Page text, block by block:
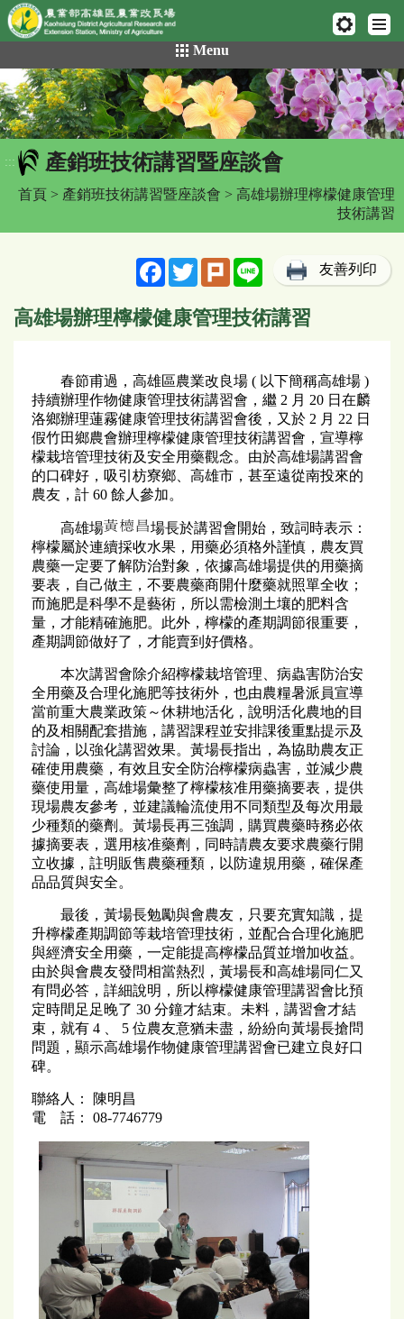
網頁置頂
到
主
要
內
容
區
Menu
::: 產銷班技術講習暨座談會
首頁 > 產銷班技術講習暨座談會 > 高雄場辦理檸檬健康管理
技術講習
FacebookTwitterPlurk Line 友善列印
高雄場辦理檸檬健康管理技術講習
春節甫過，高雄區農業改良場 ( 以下簡稱高雄場 )
持續辦理作物健康管理技術講習會，繼 2 月 20 日在麟
洛鄉辦理蓮霧健康管理技術講習會後，又於 2 月 22 日
假竹田鄉農會辦理檸檬健康管理技術講習會，宣導檸
檬栽培管理技術及安全用藥觀念。由於高雄場講習會
的口碑好，吸引枋寮鄉、高雄市，甚至遠從南投來的
農友，計 60 餘人參加。
高雄場
場長於講習會開始，致詞時表示：
檸檬屬於連續採收水果，用藥必須格外謹慎，農友買
農藥一定要了解防治對象，依據高雄場提供的用藥摘
要表，自己做主，不要農藥商開什麼藥就照單全收；
而施肥是科學不是藝術，所以需檢測土壤的肥料含
量，才能精確施肥。此外，檸檬的產期調節很重要，
產期調節做好了，才能賣到好價格。
本次講習會除介紹檸檬栽培管理、病蟲害防治安
全用藥及合理化施肥等技術外，也由農糧暑派員宣導
當前重大農業政策～休耕地活化，說明活化農地的目
的及相關配套措施，講習課程並安排課後重點提示及
討論，以強化講習效果。黃場長指出，為協助農友正
確使用農藥，有效且安全防治檸檬病蟲害，並減少農
藥使用量，高雄場彙整了檸檬核准用藥摘要表，提供
現場農友參考，並建議輪流使用不同類型及每次用最
少種類的藥劑。黃場長再三強調，購買農藥時務必依
據摘要表，選用核准藥劑，同時請農友要求農藥行開
立收據，註明販售農藥種類，以防違規用藥，確保產
品品質與安全。
最後，黃場長勉勵與會農友，只要充實知識，提
升檸檬產期調節等栽培管理技術，並配合合理化施肥
與經濟安全用藥，一定能提高檸檬品質並增加收益。
由於與會農友發問相當熱烈，黃場長和高雄場同仁又
有問必答，詳細說明，所以檸檬健康管理講習會比預
定時間足足晚了 30 分鐘才結束。未料，講習會才結
束，就有 4 、 5 位農友意猶未盡，紛紛向黃場長搶問
問題，顯示高雄場作物健康管理講習會已建立良好口
碑。
聯絡人： 陳明昌
電 話： 08-7746779